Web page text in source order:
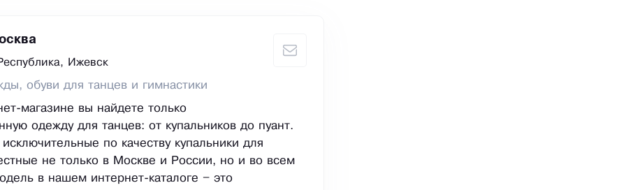
Ижевск
обуви для танцев и гимнастики
магазине вы найдете только
одежду для танцев: от купальников до пуант.
по качеству купальники для
не только в Москве и России, но и во всем
в нашем интернет-каталоге – это